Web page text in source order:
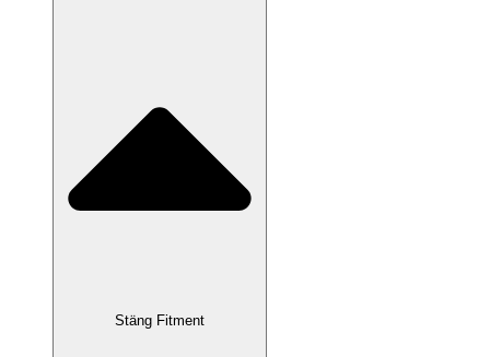
Stäng Fitment